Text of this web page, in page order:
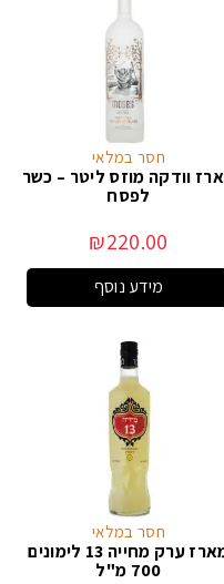
חסר במלאי
וודקה מוזס ליטר – כשר
לפסח
₪220.00
מידע נוסף
חסר במלאי
מארז ערק מחייה 13 לימונים
700 מ"ל